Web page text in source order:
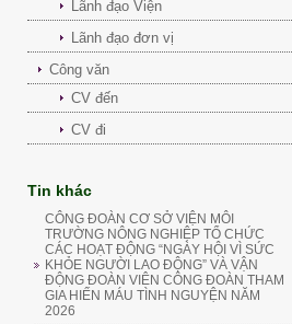
Lãnh đạo Viện
Lãnh đạo đơn vị
Công văn
CV đến
CV đi
Tin khác
CÔNG ĐOÀN CƠ SỞ VIỆN MÔI
TRƯỜNG NÔNG NGHIỆP TỔ CHỨC
CÁC HOẠT ĐỘNG “NGÀY HỘI VÌ SỨC
KHỎE NGƯỜI LAO ĐỘNG” VÀ VẬN
ĐỘNG ĐOÀN VIÊN CÔNG ĐOÀN THAM
GIA HIẾN MÁU TÌNH NGUYỆN NĂM
2026